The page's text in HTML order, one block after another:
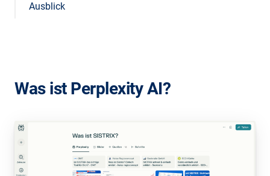
Ausblick
Was ist Perplexity AI?